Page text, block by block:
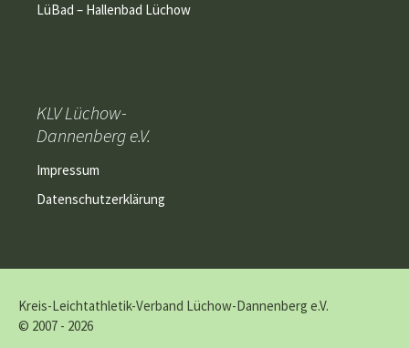
LüBad – Hallenbad Lüchow
KLV Lüchow-
Dannenberg e.V.
Impressum
Datenschutzerklärung
Kreis-Leichtathletik-Verband Lüchow-Dannenberg e.V.
© 2007 - 2026